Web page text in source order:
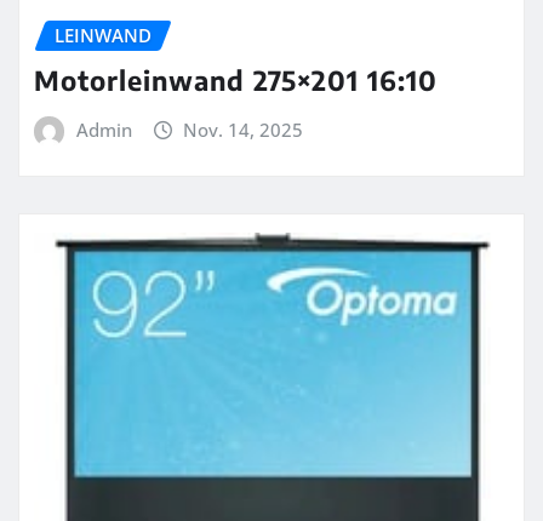
LEINWAND
Motorleinwand 275×201 16:10
Admin Nov. 14, 2025